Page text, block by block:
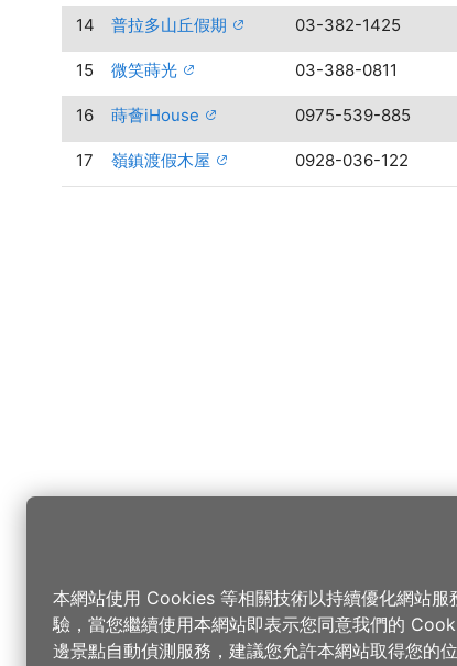
14 普拉多山丘假期 03-382-1425
15 微笑蒔光 03-388-0811
16 蒔薈iHouse 0975-539-885
17 嶺鎮渡假木屋 0928-036-122
本網站使用 Cookies 等相關技術以持續優化網站服
驗，當您繼續使用本網站即表示您同意我們的
邊景點自動偵測服務，建議您允許本網站取得您的